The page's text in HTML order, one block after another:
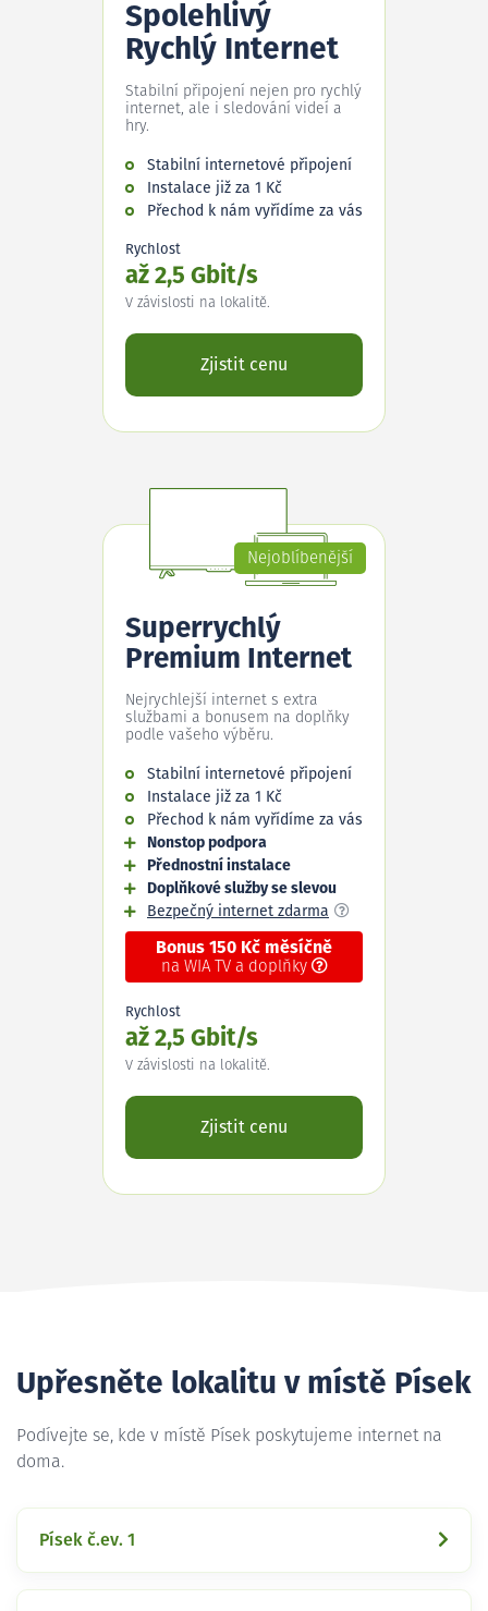
Spolehlivý
Rychlý Internet
Stabilní připojení nejen pro rychlý
internet, ale i sledování videí a
hry.
Stabilní internetové připojení
Instalace již za 1 Kč
Přechod k nám vyřídíme za vás
Rychlost
až 2,5 Gbit/s
V závislosti na lokalitě.
Zjistit cenu
Nejoblíbenější
Superrychlý
Premium Internet
Nejrychlejší internet s extra
službami a bonusem na doplňky
podle vašeho výběru.
Stabilní internetové připojení
Instalace již za 1 Kč
Přechod k nám vyřídíme za vás
Nonstop podpora
Přednostní instalace
Doplňkové služby se slevou
Bezpečný internet zdarma
Bonus 150 Kč měsíčně
na WIA TV a doplňky
Rychlost
až 2,5 Gbit/s
V závislosti na lokalitě.
Zjistit cenu
Upřesněte lokalitu v místě Písek
Podívejte se, kde v místě Písek poskytujeme internet na
doma.
Písek č.ev. 1